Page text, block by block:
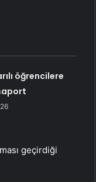
öğrencilere
geçirdiği